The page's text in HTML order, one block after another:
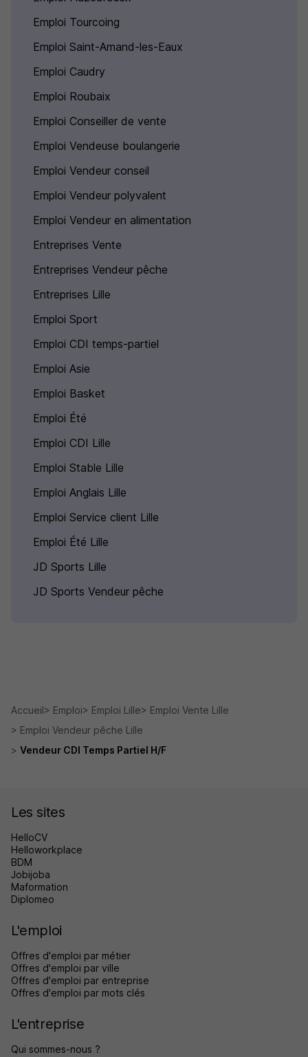
Emploi Tourcoing
Emploi Saint-Amand-les-Eaux
Emploi Caudry
Emploi Roubaix
Emploi Conseiller de vente
Emploi Vendeuse boulangerie
Emploi Vendeur conseil
Emploi Vendeur polyvalent
Emploi Vendeur en alimentation
Entreprises Vente
Entreprises Vendeur pêche
Entreprises Lille
Emploi Sport
Emploi CDI temps-partiel
Emploi Asie
Emploi Basket
Emploi Été
Emploi CDI Lille
Emploi Stable Lille
Emploi Anglais Lille
Emploi Service client Lille
Emploi Été Lille
JD Sports Lille
JD Sports Vendeur pêche
Accueil Emploi Emploi Lille
Emploi Vente Lille
Emploi Vendeur pêche Lille
Vendeur CDI Temps Partiel H/F
Les sites
HelloCV
Helloworkplace
BDM
Jobijoba
Maformation
Diplomeo
L'emploi
Offres d'emploi par métier
Offres d'emploi par ville
Offres d'emploi par entreprise
Offres d'emploi par mots clés
L'entreprise
Qui sommes-nous ?